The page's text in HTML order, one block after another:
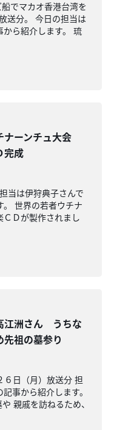
船でマカオ香港台湾を
送分。 今日の担当は
から紹介します。 琉
ナーンチュ大会
完成
当は伊狩典子さんで
。 世界の若者ウチナ
ＣＤが製作されまし
江洲さん うちな
先祖の墓参り
日（月）放送分 担
事から紹介します。
親戚を訪ねるため、